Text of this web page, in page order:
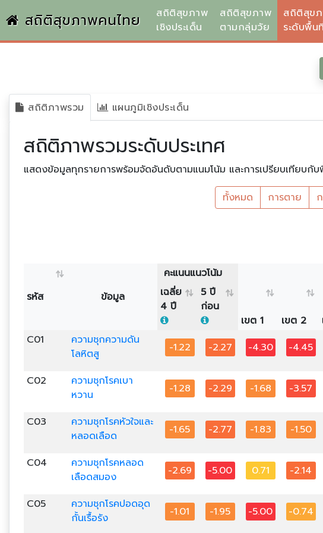
สถิติสุขภาพคนไทย
สถิติสุขภาพ
เชิงประเด็น
สถิติสุขภาพ
ตามกลุ่มวัย
สถิติสุข
ระดับพื้น
สถิติภาพรวม แผนภูมิเชิงประเด็น
สถิติภาพรวมระดับประเทศ
แสดงข้อมูลทุกรายการพร้อมจัดอันดับตามแนมโน้ม และการเปรียบเทียบกับ
ทั้งหมด
การตาย
รหัส ข้อมูล
คะแนนแนวโน้ม
เฉลี่ย
4 ปี
5 ปี
ก่อน
เขต 1
เขต 2
C01
ความชุกความดัน
โลหิตสู
-1.22 -2.27 -4.30 -4.45
C02
ความชุกโรคเบา
หวาน
-1.28 -2.29 -1.68 -3.57
C03
ความชุกโรคหัวใจและ
หลอดเลือด
-1.65 -2.77 -1.83 -1.50
C04
ความชุกโรคหลอด
เลือดสมอง
-2.69 -5.00 0.71 -2.14
C05
ความชุกโรคปอดอุด
กั้นเรื้อรัง
-1.01 -1.95 -5.00 -0.74